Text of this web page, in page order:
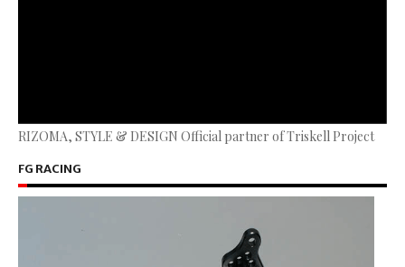
RIZOMA, STYLE & DESIGN Official partner of Triskell Project
FG RACING